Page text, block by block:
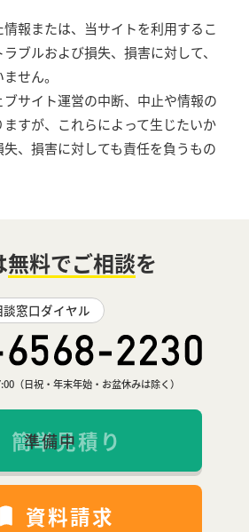
報または、当サイトを利用するこ
ブルおよび損失、損害に対して、
せん。
サイト運営の中断、中止や情報の
すが、これらによって生じたいか
、損害に対しても責任を負うもの
無料でご相談を
窓口ダイヤル
（日祝・年末年始・お盆休みは除く）
簡単見積り
資料請求